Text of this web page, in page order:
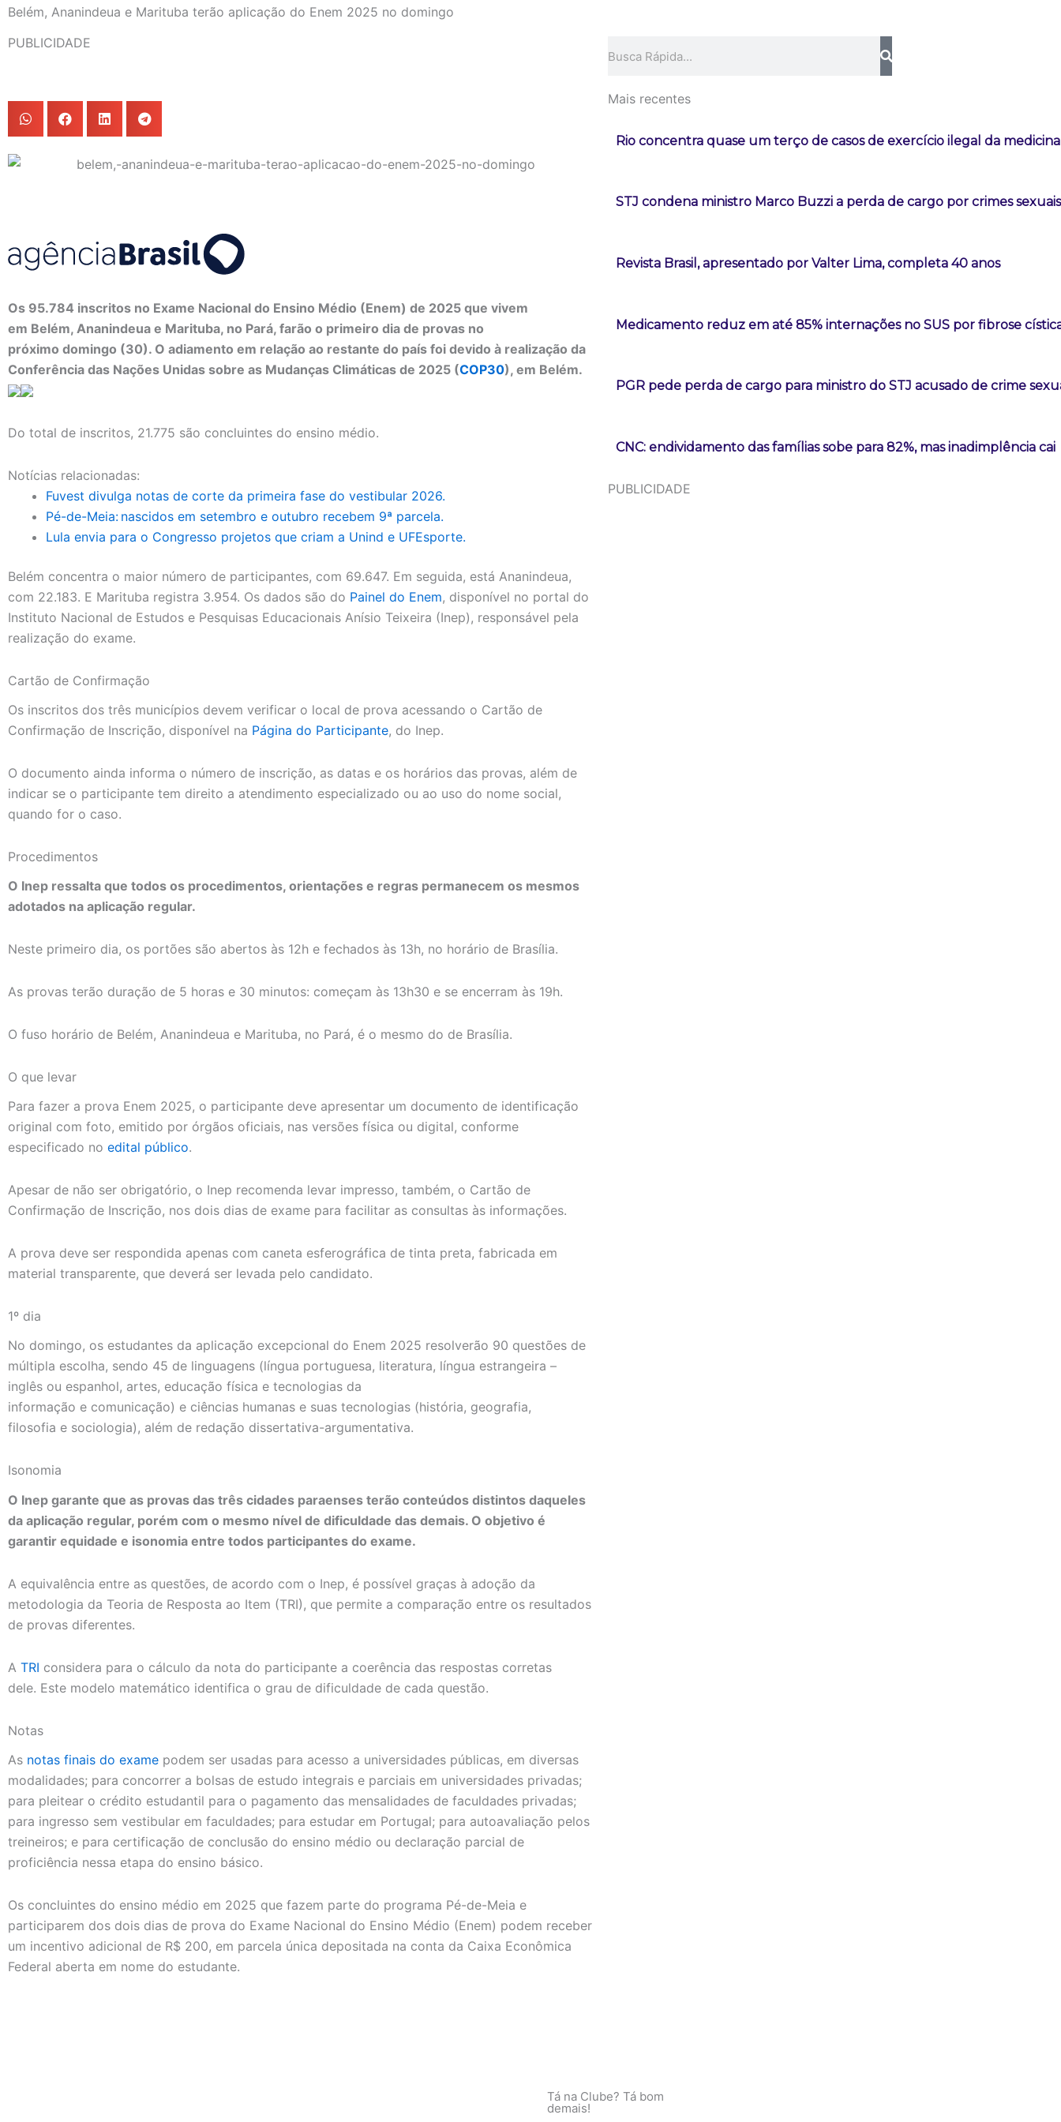
Belém, Ananindeua e Marituba terão aplicação do Enem 2025 no domingo
PUBLICIDADE
Os 95.784 inscritos no Exame Nacional do Ensino Médio (Enem) de 2025 que vivem
em Belém, Ananindeua e Marituba, no Pará, farão o primeiro dia de provas no
próximo domingo (30). O adiamento em relação ao restante do país foi devido à realização da
Conferência das Nações Unidas sobre as Mudanças Climáticas de 2025 (COP30), em Belém.
Do total de inscritos, 21.775 são concluintes do ensino médio.
Notícias relacionadas:
Fuvest divulga notas de corte da primeira fase do vestibular 2026.
Pé-de-Meia: nascidos em setembro e outubro recebem 9ª parcela.
Lula envia para o Congresso projetos que criam a Unind e UFEsporte.
Belém concentra o maior número de participantes, com 69.647. Em seguida, está Ananindeua,
com 22.183. E Marituba registra 3.954. Os dados são do Painel do Enem, disponível no portal do
Instituto Nacional de Estudos e Pesquisas Educacionais Anísio Teixeira (Inep), responsável pela
realização do exame.
Cartão de Confirmação
Os inscritos dos três municípios devem verificar o local de prova acessando o Cartão de
Confirmação de Inscrição, disponível na Página do Participante, do Inep.
O documento ainda informa o número de inscrição, as datas e os horários das provas, além de
indicar se o participante tem direito a atendimento especializado ou ao uso do nome social,
quando for o caso.
Procedimentos
O Inep ressalta que todos os procedimentos, orientações e regras permanecem os mesmos
adotados na aplicação regular.
Neste primeiro dia, os portões são abertos às 12h e fechados às 13h, no horário de Brasília.
As provas terão duração de 5 horas e 30 minutos: começam às 13h30 e se encerram às 19h.
O fuso horário de Belém, Ananindeua e Marituba, no Pará, é o mesmo do de Brasília.
O que levar
Para fazer a prova Enem 2025, o participante deve apresentar um documento de identificação
original com foto, emitido por órgãos oficiais, nas versões física ou digital, conforme
especificado no edital público.
Apesar de não ser obrigatório, o Inep recomenda levar impresso, também, o Cartão de
Confirmação de Inscrição, nos dois dias de exame para facilitar as consultas às informações.
A prova deve ser respondida apenas com caneta esferográfica de tinta preta, fabricada em
material transparente, que deverá ser levada pelo candidato.
1º dia
No domingo, os estudantes da aplicação excepcional do Enem 2025 resolverão 90 questões de
múltipla escolha, sendo 45 de linguagens (língua portuguesa, literatura, língua estrangeira –
inglês ou espanhol, artes, educação física e tecnologias da
informação e comunicação) e ciências humanas e suas tecnologias (história, geografia,
filosofia e sociologia), além de redação dissertativa-argumentativa.
Isonomia
O Inep garante que as provas das três cidades paraenses terão conteúdos distintos daqueles
da aplicação regular, porém com o mesmo nível de dificuldade das demais. O objetivo é
garantir equidade e isonomia entre todos participantes do exame.
A equivalência entre as questões, de acordo com o Inep, é possível graças à adoção da
metodologia da Teoria de Resposta ao Item (TRI), que permite a comparação entre os resultados
de provas diferentes.
A TRI considera para o cálculo da nota do participante a coerência das respostas corretas
dele. Este modelo matemático identifica o grau de dificuldade de cada questão.
Notas
As notas finais do exame podem ser usadas para acesso a universidades públicas, em diversas
modalidades; para concorrer a bolsas de estudo integrais e parciais em universidades privadas;
para pleitear o crédito estudantil para o pagamento das mensalidades de faculdades privadas;
para ingresso sem vestibular em faculdades; para estudar em Portugal; para autoavaliação pelos
treineiros; e para certificação de conclusão do ensino médio ou declaração parcial de
proficiência nessa etapa do ensino básico.
Os concluintes do ensino médio em 2025 que fazem parte do programa Pé-de-Meia e
participarem dos dois dias de prova do Exame Nacional do Ensino Médio (Enem) podem receber
um incentivo adicional de R$ 200, em parcela única depositada na conta da Caixa Econômica
Federal aberta em nome do estudante.
Mais recentes
Rio concentra quase um terço de casos de exercício ilegal da medicina
STJ condena ministro Marco Buzzi a perda de cargo por crimes sexuais
Revista Brasil, apresentado por Valter Lima, completa 40 anos
Medicamento reduz em até 85% internações no SUS por fibrose
PGR pede perda de cargo para ministro do STJ acusado de crime
CNC: endividamento das famílias sobe para 82%, mas inadimplência cai
PUBLICIDADE
Tá na Clube? Tá bom
demais!